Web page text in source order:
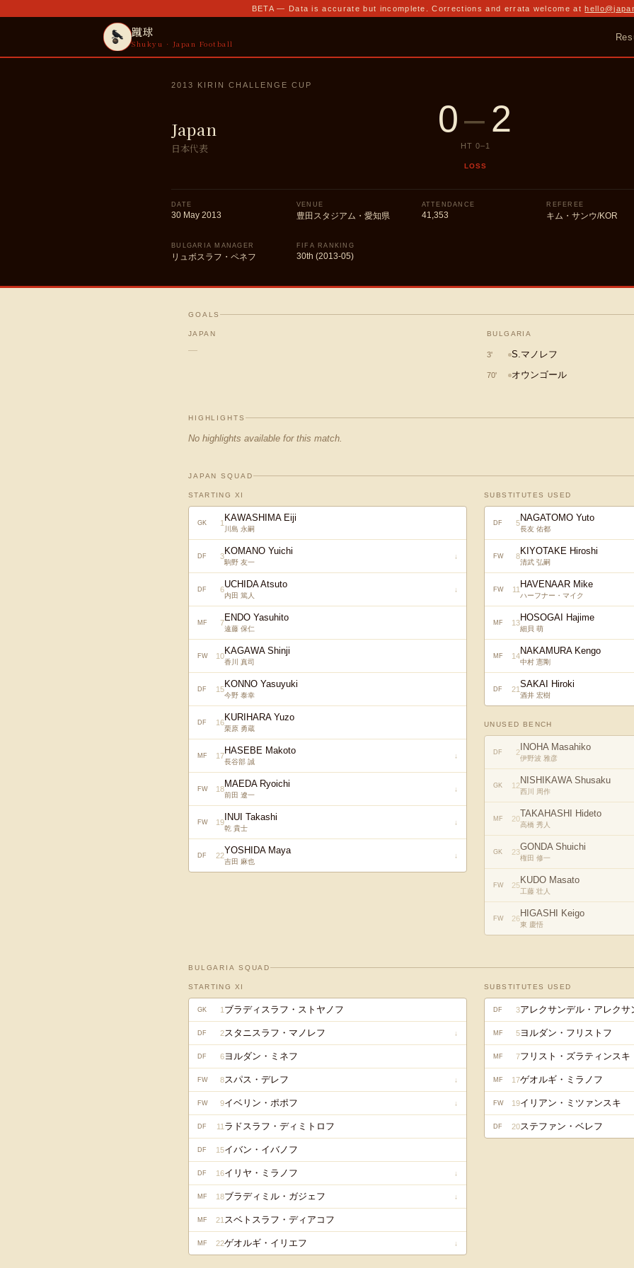
BETA — Data is accurate but incomplete. Corrections and errata welcome at
蹴球
Shukyu · Japan Football
2013 KIRIN CHALLENGE CUP
Japan
日本代表
0–2
HT 0–1
LOSS
DATE
30 May 2013
VENUE
豊田スタジアム・愛知県
ATTENDANCE
41,353
REFEREE
キム・サンウ/KOR
BULGARIA MANAGER
リュボスラフ・ペネフ
FIFA RANKING
30th (2013-05)
GOALS
JAPAN
—
BULGARIA
3' S.マノレフ
70' オウンゴール
HIGHLIGHTS
No highlights available for this match.
JAPAN SQUAD
STARTING XI
GK 1 KAWASHIMA Eiji
川島 永嗣
DF 3KOMANO Yuichi
駒野 友一
↓
DF 6UCHIDA Atsuto
内田 篤人
↓
MF 7ENDO Yasuhito
遠藤 保仁
FW 10KAGAWA Shinji
香川 真司
DF 15KONNO Yasuyuki
今野 泰幸
DF 16KURIHARA Yuzo
栗原 勇蔵
MF 17HASEBE Makoto
長谷部 誠
↓
FW 18MAEDA Ryoichi
前田 遼一
↓
FW 19 INUI Takashi
乾 貴士
↓
DF 22YOSHIDA Maya
吉田 麻也
↓
SUBSTITUTES USED
DF 5NAGATOMO Yuto
長友 佑都
FW 8KIYOTAKE Hiroshi
清武 弘嗣
FW 11 HAVENAAR Mike
ハーフナー・マイク
MF 13HOSOGAI Hajime
細貝 萌
MF 14NAKAMURA Kengo
中村 憲剛
DF 21SAKAI Hiroki
酒井 宏樹
UNUSED BENCH
DF 2 INOHA Masahiko
伊野波 雅彦
GK 12NISHIKAWA Shusaku
西川 周作
MF 20TAKAHASHI Hideto
高橋 秀人
GK 23GONDA Shuichi
権田 修一
FW 25KUDO Masato
工藤 壮人
FW 26HIGASHI Keigo
東 慶悟
BULGARIA SQUAD
STARTING XI
GK 1 ブラディスラフ・ストヤノフ
DF 2スタニスラフ・マノレフ ↓
DF 6ヨルダン・ミネフ
FW 8スパス・デレフ ↓
FW 9イベリン・ポポフ ↓
DF 11 ラドスラフ・ディミトロフ
DF 15イバン・イバノフ
DF 16イリヤ・ミラノフ ↓
MF 18ブラディミル・ガジェフ ↓
MF 21 スベトスラフ・ディアコフ
MF 22ゲオルギ・イリエフ ↓
SUBSTITUTES USED
DF 3アレクサンデル・アレクサ
MF 5ヨルダン・フリストフ
MF 7フリスト・ズラティンスキ
MF 17ゲオルギ・ミラノフ
FW 19イリアン・ミツァンスキ
DF 20ステファン・ベレフ